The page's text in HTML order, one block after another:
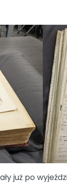
już po